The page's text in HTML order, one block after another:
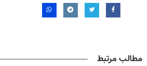
مطالب مرتبط